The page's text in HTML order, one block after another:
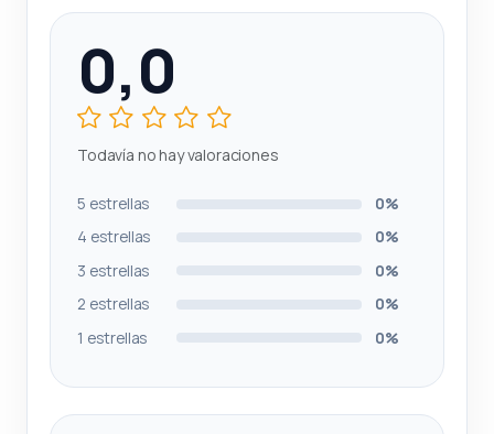
0,0
Todavía no hay valoraciones
5 estrellas
0%
4 estrellas
0%
3 estrellas
0%
2 estrellas
0%
1 estrellas
0%